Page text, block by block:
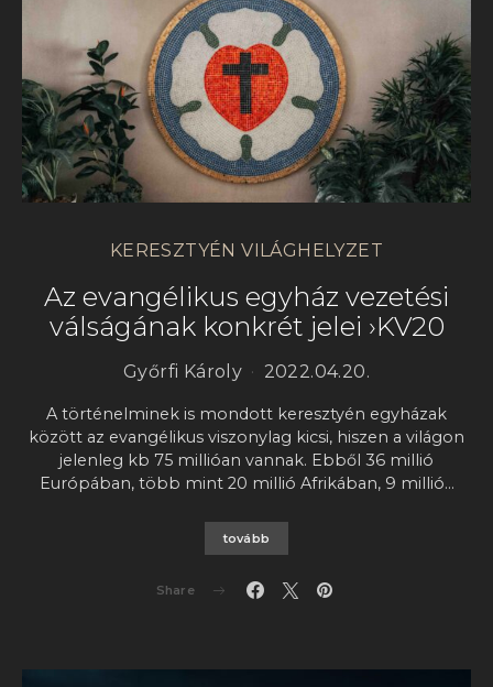
KERESZTYÉN VILÁGHELYZET
Az evangélikus egyház vezetési
válságának konkrét jelei ›KV20
Győrfi Károly 2022.04.20.
A történelminek is mondott keresztyén egyházak
között az evangélikus viszonylag kicsi, hiszen a világon
jelenleg kb 75 millióan vannak. Ebből 36 millió
Európában, több mint 20 millió Afrikában, 9 millió…
tovább
Share